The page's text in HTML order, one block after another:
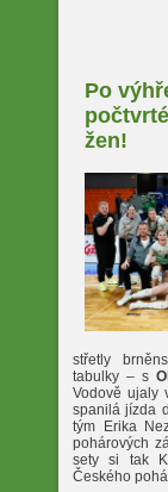
Po
žen!
střetly
tabulky – s
Vodově ujaly
spanilá jízda
tým Erika
pohárových
sety si tak
Českého